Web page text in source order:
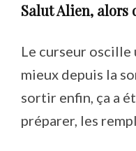
Salut Alien, alors
Le curseur oscille
mieux depuis la
sortir enfin, ça a
préparer, les